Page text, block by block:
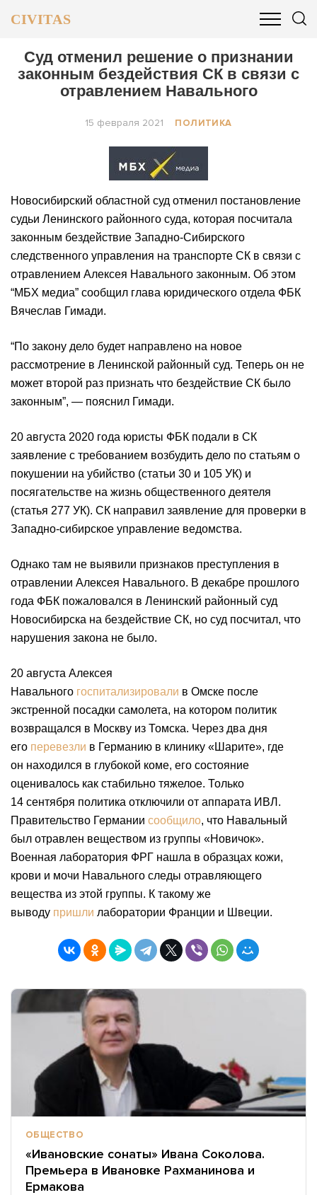
CIVITAS
ОБЩЕСТВО БИЗНЕС И ФИНАНСЫ
Cуд отменил решение о признании
законным бездействия СК в связи с
отравлением Навального
15 февраля 2021 ПОЛИТИКА
Новосибирский областной суд отменил постановление
судьи Ленинского районного суда, которая посчитала
законным бездействие Западно-Сибирского
следственного управления на транспорте СК в связи с
отравлением Алексея Навального законным. Об этом
“МБХ медиа” сообщил глава юридического отдела ФБК
Вячеслав Гимади.
“По закону дело будет направлено на новое
рассмотрение в Ленинской районный суд. Теперь он не
может второй раз признать что бездействие СК было
законным”, — пояснил Гимади.
20 августа 2020 года юристы ФБК подали в СК
заявление с требованием возбудить дело по статьям о
покушении на убийство (статьи 30 и 105 УК) и
посягательстве на жизнь общественного деятеля
(статья 277 УК). СК направил заявление для проверки в
Западно-сибирское управление ведомства.
Однако там не выявили признаков преступления в
отравлении Алексея Навального. В декабре прошлого
года ФБК пожаловался в Ленинский районный суд
Новосибирска на бездействие СК, но суд посчитал, что
нарушения закона не было.
20 августа Алексея
Навального госпитализировали в Омске после
экстренной посадки самолета, на котором политик
возвращался в Москву из Томска. Через два дня
его перевезли в Германию в клинику «Шарите», где
он находился в глубокой коме, его состояние
оценивалось как стабильно тяжелое. Только
14 сентября политика отключили от аппарата ИВЛ.
Правительство Германии сообщило, что Навальный
был отравлен веществом из группы «Новичок».
Военная лаборатория ФРГ нашла в образцах кожи,
крови и мочи Навального следы отравляющего
вещества из этой группы. К такому же
выводу пришли лаборатории Франции и Швеции.
ОБЩЕСТВО
«Ивановские сонаты» Ивана Соколова.
Премьера в Ивановке Рахманинова и
Ермакова